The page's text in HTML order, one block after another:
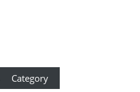
Category